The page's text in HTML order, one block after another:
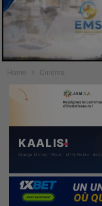
Home Cinéma